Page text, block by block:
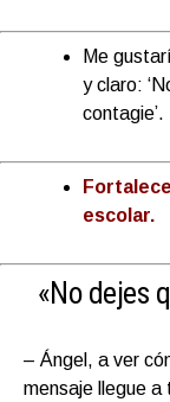
Me
y claro:
contagie’.
escolar.
«No dejes
– Ángel, a ver
mensaje llegue